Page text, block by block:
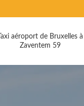
Taxi aéroport de Bruxelles à
Zaventem 59